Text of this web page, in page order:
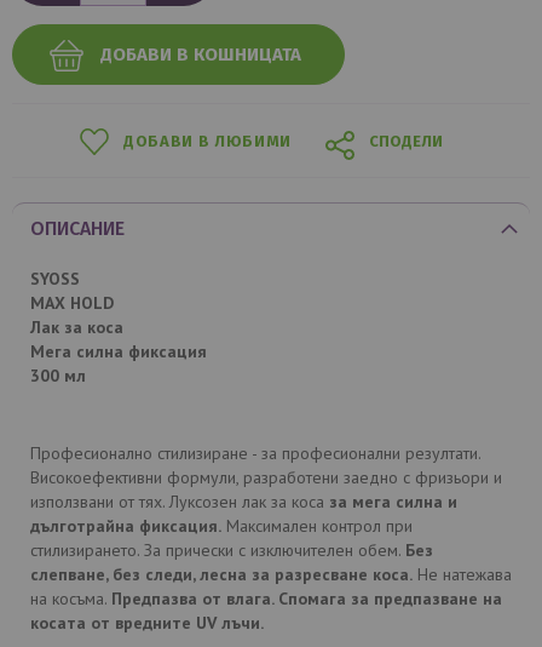
ДОБАВИ В КОШНИЦАТА
ДОБАВИ В ЛЮБИМИ СПОДЕЛИ
ОПИСАНИЕ
SYOSS
MAX HOLD
Лак за коса
Мега силна фиксация
300 мл
Професионално стилизиране - за професионални резултати.
Високоефективни формули, разработени заедно с фризьори и
използвани от тях. Луксозен лак за коса за мега силна и
дълготрайна фиксация. Максимален контрол при
стилизирането. За прически с изключителен обем. Без
слепване, без следи, лесна за разресване коса. Не натежава
на косъма. Предпазва от влага. Спомага за предпазване на
косата от вредните UV лъчи.